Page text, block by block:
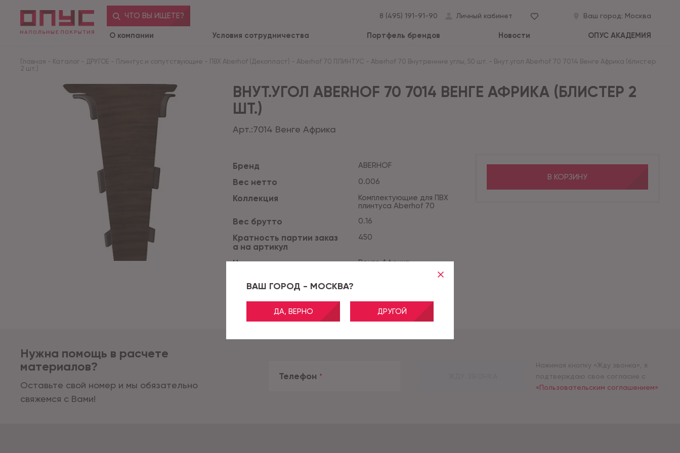
ВАШ ГОРОД - МОСКВА?
ДА, ВЕРНО ДРУГОЙ
ЧТО ВЫ ИЩЕТЕ? 8 (495) 191-91-90 Личный кабинет Ваш город: Москва
О компании Условия сотрудничества Портфель брендов Новости ОПУС АКАДЕМИЯ
Главная - Каталог - ДРУГОЕ - Плинтус и сопутствующие - ПВХ Aberhof (Декопласт) - Aberhof 70 ПЛИНТУС - Aberhof 70 Внутренние углы, 50 шт. - Внут.угол Aberhof 70 7014 Венге Африка (блистер
2 шт.)
ВНУТ.УГОЛ ABERHOF 70 7014 ВЕНГЕ АФРИКА (БЛИСТЕР 2
ШТ.)
Арт.:7014 Венге Африка
Бренд ABERHOF
Вес нетто 0.006
Коллекция
Комплектующие для ПВХ
плинтуса Aberhof 70
Вес брутто 0.16
Кратность партии заказ
а на артикул
450
Цвет Венге Африка
В КОРЗИНУ
Нужна помощь в расчете
материалов?
Оставьте свой номер и мы обязательно
свяжемся с Вами!
Телефон *
Нажимая кнопку «Жду звонка», я
подтверждаю свое согласие с
«Пользовательским соглашением»